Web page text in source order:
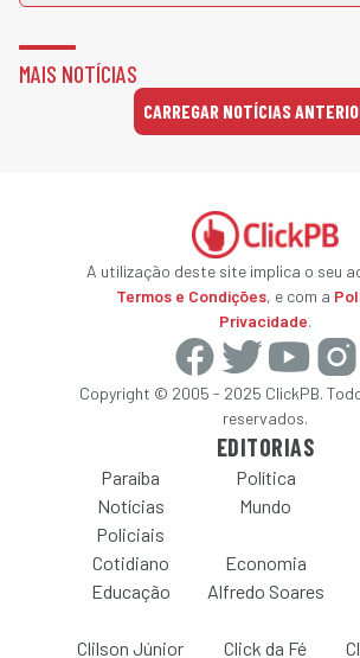
MAIS NOTÍCIAS
CARREGAR NOTÍCIAS
A utilização deste site implica o seu
Termos e Condições, e com a
Privacidade.
Copyright © 2005 - 2025 ClickPB.
reservados.
EDITORIAS
Paraíba Política
Notícias
Policiais
Mundo
Cotidiano Economia
Educação
Alfredo Soares
Clilson Júnior
Click da Fé